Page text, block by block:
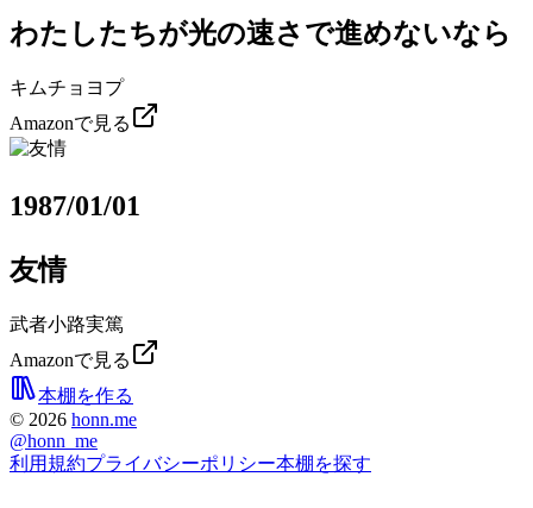
わたしたちが光の速さで進めないなら
キムチョヨプ
Amazonで見る
1987/01/01
友情
武者小路実篤
Amazonで見る
本棚を作る
© 2026 honn.me
@honn_me
利用規約プライバシーポリシー本棚を探す